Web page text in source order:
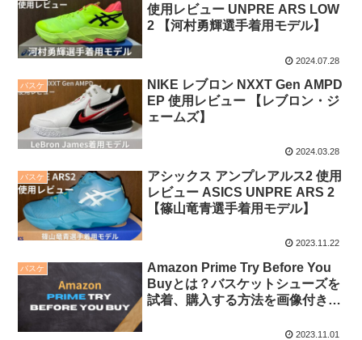
使用レビュー UNPRE ARS LOW
2 【河村勇輝選手着用モデル】
2024.07.28
バスケ
NIKE レブロン NXXT Gen AMPD
EP 使用レビュー 【レブロン・ジ
ェームズ】
2024.03.28
バスケ
アシックス アンプレアルス2 使用
レビュー ASICS UNPRE ARS 2
【篠山竜青選手着用モデル】
2023.11.22
バスケ
Amazon Prime Try Before You
Buyとは？バスケットシューズを
試着、購入する方法を画像付きで
2023.11.01